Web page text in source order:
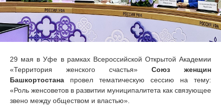
29 мая в Уфе в рамках Всероссийской Открытой Академии
«Территория женского счастья» Союз женщин
Башкортостана провел тематическую сессию на тему:
«Роль женсоветов в развитии муниципалитета как связующее
звено между обществом и властью».